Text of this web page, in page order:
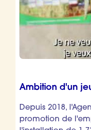
Ambition d'un
Depuis 2018,
promotion de